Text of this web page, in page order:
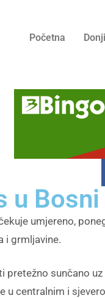
Početna
u
umjereno,
i grmljavine.
pretežno sunčano
u centralnim i